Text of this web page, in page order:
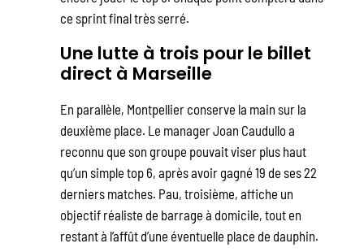
ce sprint final très serré.
Une lutte à trois pour le billet
direct à Marseille
En parallèle, Montpellier conserve la main sur la
deuxième place. Le manager Joan Caudullo a
reconnu que son groupe pouvait viser plus haut
qu’un simple top 6, après avoir gagné 19 de ses 22
derniers matches. Pau, troisième, affiche un
objectif réaliste de barrage à domicile, tout en
restant à l’affût d’une éventuelle place de dauphin.